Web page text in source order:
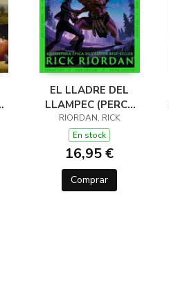
EL LLADRE DEL
LLAMPEC (PERCY
JACKSON I ELS
DÉUS DE L'OLIMP 1)
RIORDAN, RICK
En stock
16,95 €
Comprar